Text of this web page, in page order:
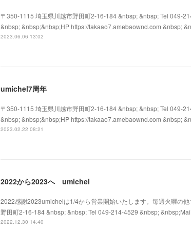
〒350-1115 埼玉県川越市野田町2-16-184 &nbsp; &nbsp; Tel 049-
&nbsp; &nbsp;&nbsp;HP https://takaao7.amebaownd.com &nbsp;
2023.06.06 13:02
umichel7周年
〒350-1115 埼玉県川越市野田町2-16-184 &nbsp; &nbsp; Tel 049-
&nbsp; &nbsp;&nbsp;HP https://takaao7.amebaownd.com &nbsp;
2023.02.22 08:21
2022から2023へ umichel
2022感謝2023umichelは1/4から営業開始いたします。毎週火曜の
野田町2-16-184 &nbsp; &nbsp; Tel 049-214-4529 &nbsp;
2022.12.30 14:40